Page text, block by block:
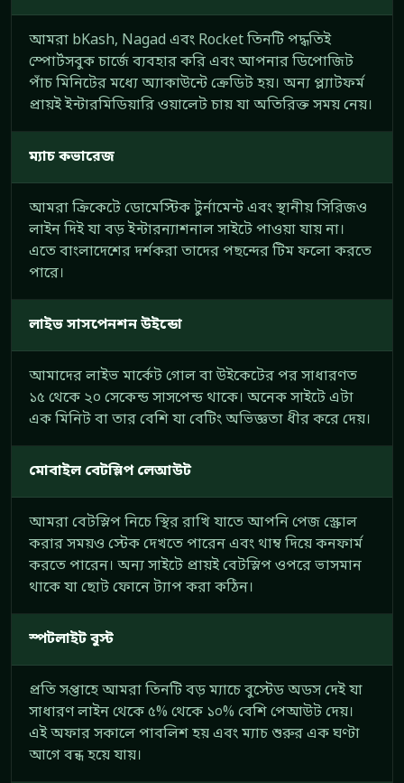
আমরা bKash, Nagad এবং Rocket তিনটি পদ্ধতিই
স্পোর্টসবুক চার্জে ব্যবহার করি এবং আপনার ডিপোজিট
পাঁচ মিনিটের মধ্যে অ্যাকাউন্টে ক্রেডিট হয়। অন্য প্ল্যাটফর্ম
প্রায়ই ইন্টারমিডিয়ারি ওয়ালেট চায় যা অতিরিক্ত সময় নেয়।
ম্যাচ কভারেজ
আমরা ক্রিকেটে ডোমেস্টিক টুর্নামেন্ট এবং স্থানীয় সিরিজও
লাইন দিই যা বড় ইন্টারন্যাশনাল সাইটে পাওয়া যায় না।
এতে বাংলাদেশের দর্শকরা তাদের পছন্দের টিম ফলো করতে
পারে।
লাইভ সাসপেনশন উইন্ডো
আমাদের লাইভ মার্কেট গোল বা উইকেটের পর সাধারণত
১৫ থেকে ২০ সেকেন্ড সাসপেন্ড থাকে। অনেক সাইটে এটা
এক মিনিট বা তার বেশি যা বেটিং অভিজ্ঞতা ধীর করে দেয়।
মোবাইল বেটস্লিপ লেআউট
আমরা বেটস্লিপ নিচে স্থির রাখি যাতে আপনি পেজ স্ক্রোল
করার সময়ও স্টেক দেখতে পারেন এবং থাম্ব দিয়ে কনফার্ম
করতে পারেন। অন্য সাইটে প্রায়ই বেটস্লিপ ওপরে ভাসমান
থাকে যা ছোট ফোনে ট্যাপ করা কঠিন।
স্পটলাইট বুস্ট
প্রতি সপ্তাহে আমরা তিনটি বড় ম্যাচে বুস্টেড অডস দেই যা
সাধারণ লাইন থেকে ৫% থেকে ১০% বেশি পেআউট দেয়।
এই অফার সকালে পাবলিশ হয় এবং ম্যাচ শুরুর এক ঘণ্টা
আগে বন্ধ হয়ে যায়।